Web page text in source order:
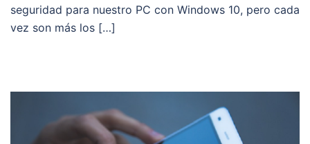
seguridad para nuestro PC con Windows 10, pero cada
vez son más los […]